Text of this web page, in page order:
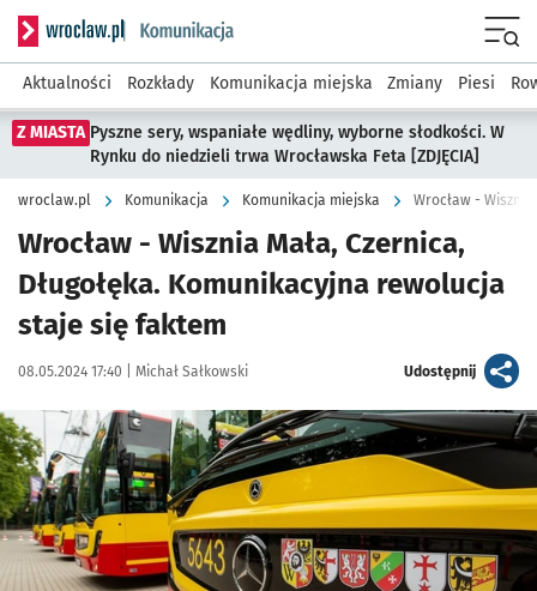
Serwis informacyjny wroclaw.pl podserwis: Komunikacja
Aktualności Rozkłady Komunikacja miejska Zmiany Piesi
Z MIASTA Pyszne sery, wspaniałe wędliny, wyborne słodkości. W
Rynku do niedzieli trwa Wrocławska Feta [ZDJĘCIA]
wroclaw.pl Komunikacja Komunikacja miejska
Wrocław - Wisznia Mała, Czernica,
Długołęka. Komunikacyjna rewolucja
staje się faktem
Data publikacji:
08.05.2024 17:40 | Autor:
Michał Sałkowski Udostępnijartykuł
Kliknij, aby powiększyć